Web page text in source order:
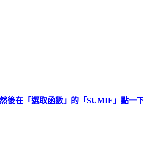
後在「選取函數」的「SUMIF」點一